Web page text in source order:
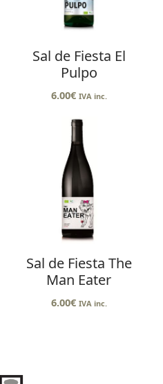
Sal de Fiesta El
Pulpo
6.00€ IVA inc.
Sal de Fiesta The
Man Eater
6.00€ IVA inc.